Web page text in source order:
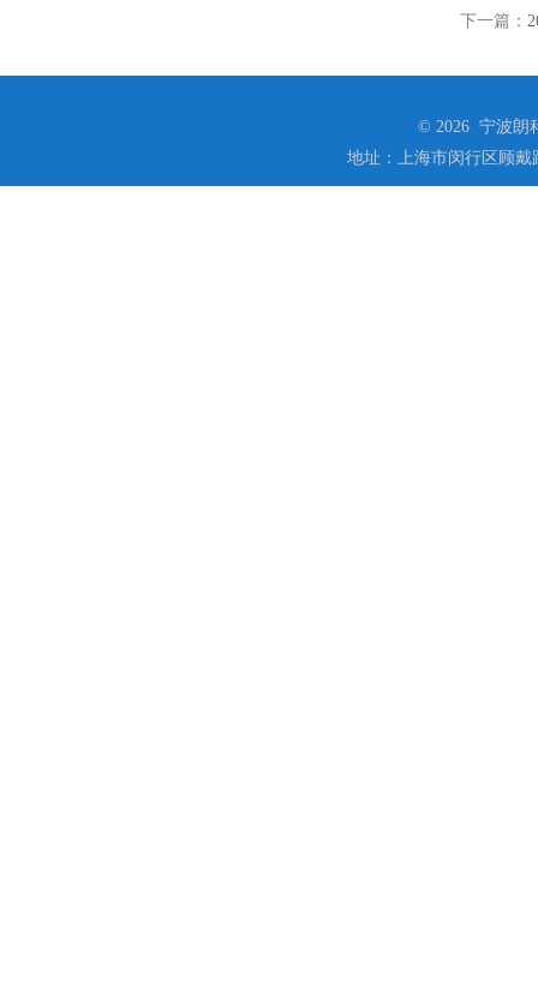
下一篇：
© 2026 宁波朗
地址：上海市闵行区顾